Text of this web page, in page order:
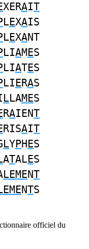
XERAIT
LEXAIS
LEXANT
LIAMES
LIATES
LIERAS
LLAMES
RAIENT
RISAIT
LYPHES
ATALES
LEMENT
NTS
officiel du